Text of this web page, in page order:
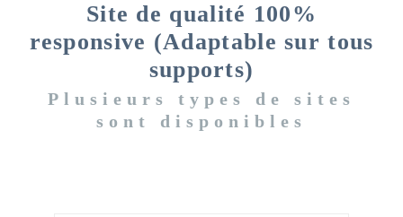
Site de qualité 100%
responsive (Adaptable sur tous
supports)
Plusieurs types de sites
sont disponibles